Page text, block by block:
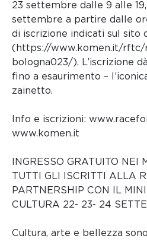
23 settembre dalle 9 alle
settembre a partire dalle
di iscrizione indicati sul sito
(https://www.komen.it/rftc/
bologna023/). L’iscrizione
fino a esaurimento –
zainetto.
Info e iscrizioni:
www.komen.it
INGRESSO GRATUITO NEI
TUTTI GLI ISCRITTI ALLA
PARTNERSHIP CON IL
CULTURA 22- 23- 24
Cultura, arte e bellezza